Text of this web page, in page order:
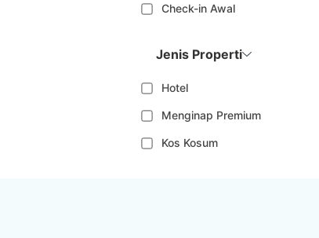
Check-in Awal
Jenis Properti
Hotel
Menginap Premium
Kos Kosum